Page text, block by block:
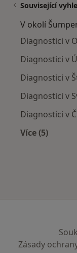
Související
V okolí
Diagnostici v
Diagnostici v
Diagnostici v
Diagnostici v
Diagnostici v
Více (5)
Zásady